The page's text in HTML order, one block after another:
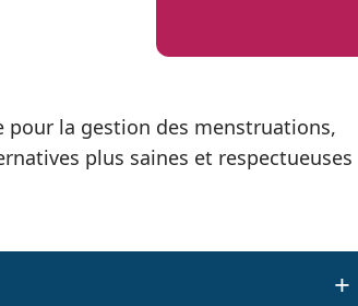
la gestion des menstruations,
plus saines et respectueuses